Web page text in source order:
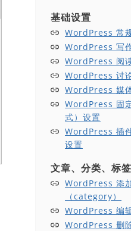
基础设置
WordPress 常
WordPress 写
WordPress 阅
WordPress 讨
WordPress 媒
WordPress 固
式）设置
WordPress 插
设置
文章、分类、标签
WordPress 添
（category）
WordPress 编
WordPress 删